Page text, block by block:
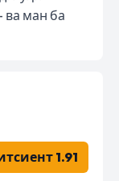
ва ман ба
1.91